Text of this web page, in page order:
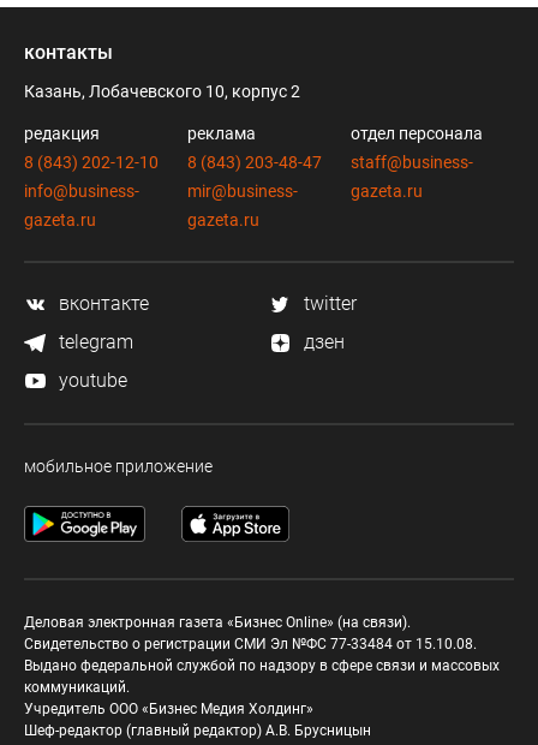
контакты
Казань, Лобачевского 10, корпус 2
редакция
8 (843) 202-12-10
info@business-
gazeta.ru
реклама
8 (843) 203-48-47
mir@business-
gazeta.ru
отдел персонала
staff@business-
gazeta.ru
вконтакте
twitter
telegram
дзен
youtube
мобильное приложение
Деловая электронная газета «Бизнес Online» (на связи).
Свидетельство о регистрации СМИ Эл №ФС 77-33484 от 15.10.08.
Выдано федеральной службой по надзору в сфере связи и массовых
коммуникаций.
Учредитель ООО «Бизнес Медия Холдинг»
Шеф-редактор (главный редактор) А.В. Брусницын